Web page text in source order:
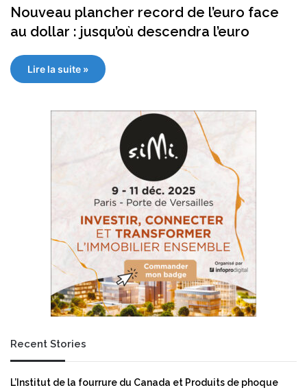
Nouveau plancher record de l’euro face
au dollar : jusqu’où descendra l’euro
Lire la suite »
Recent Stories
L’Institut de la fourrure du Canada et Produits de phoque